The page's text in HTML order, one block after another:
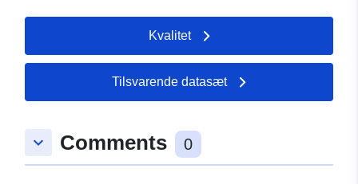
Kvalitet
Tilsvarende datasæt
keyboard_arrow_down Comments 0